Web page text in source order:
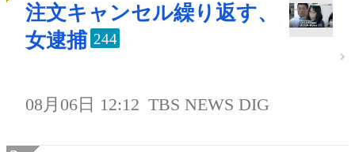
注文キャンセル繰り返す、
女逮捕 244
08月06日 12:12 TBS NEWS DIG